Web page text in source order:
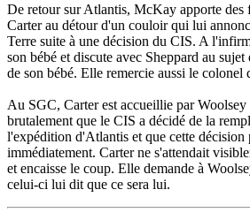
De retour sur Atlantis, McKay apporte des
Carter au détour d'un couloir qui lui
Terre suite à une décision du CIS. A
son bébé et discute avec Sheppard au
de son bébé. Elle remercie aussi le colonel
Au SGC, Carter est accueillie par Woolsey
brutalement que le CIS a décidé de la
l'expédition d'Atlantis et que cette décision
immédiatement. Carter ne s'attendait
et encaisse le coup. Elle demande à
celui-ci lui dit que ce sera lui.